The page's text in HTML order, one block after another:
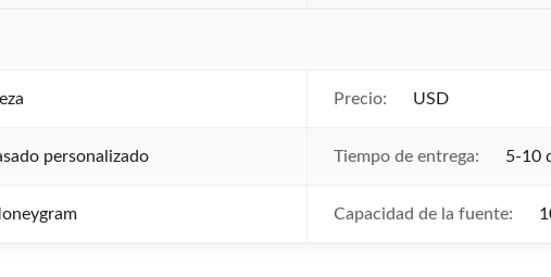
Precio: USD
personalizado Tiempo de entrega: 5-10
Capacidad de la fuente: